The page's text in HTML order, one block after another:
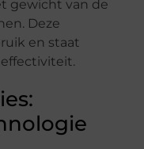
gewicht van de
Deze
en staat